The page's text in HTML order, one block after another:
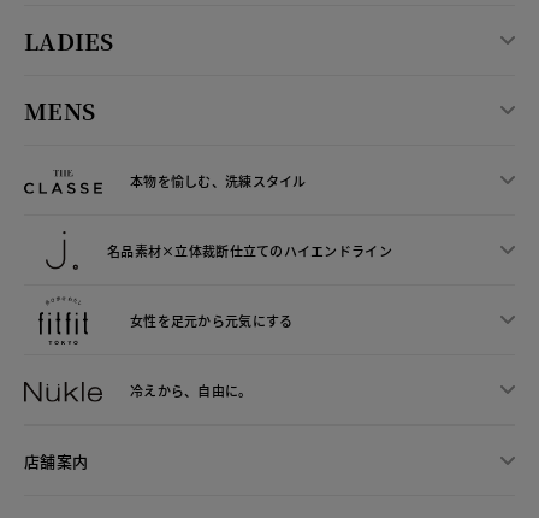
LADIES
MENS
本物を愉しむ、洗練スタイル
名品素材×立体裁断仕立てのハイエンドライン
女性を足元から元気にする
冷えから、 自由に。
店舗案内